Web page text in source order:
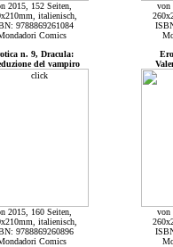
2015, 152 Seiten,
italienisch,
9788869261084
Comics
von
n. 9, Dracula:
del vampiro
2015, 160 Seiten,
italienisch,
9788869260896
Comics
von